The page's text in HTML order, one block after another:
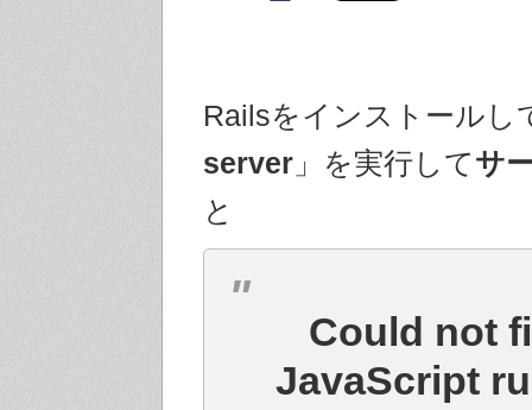
Railsをインストールし
server」を実行してサ
と
Could not
JavaScript